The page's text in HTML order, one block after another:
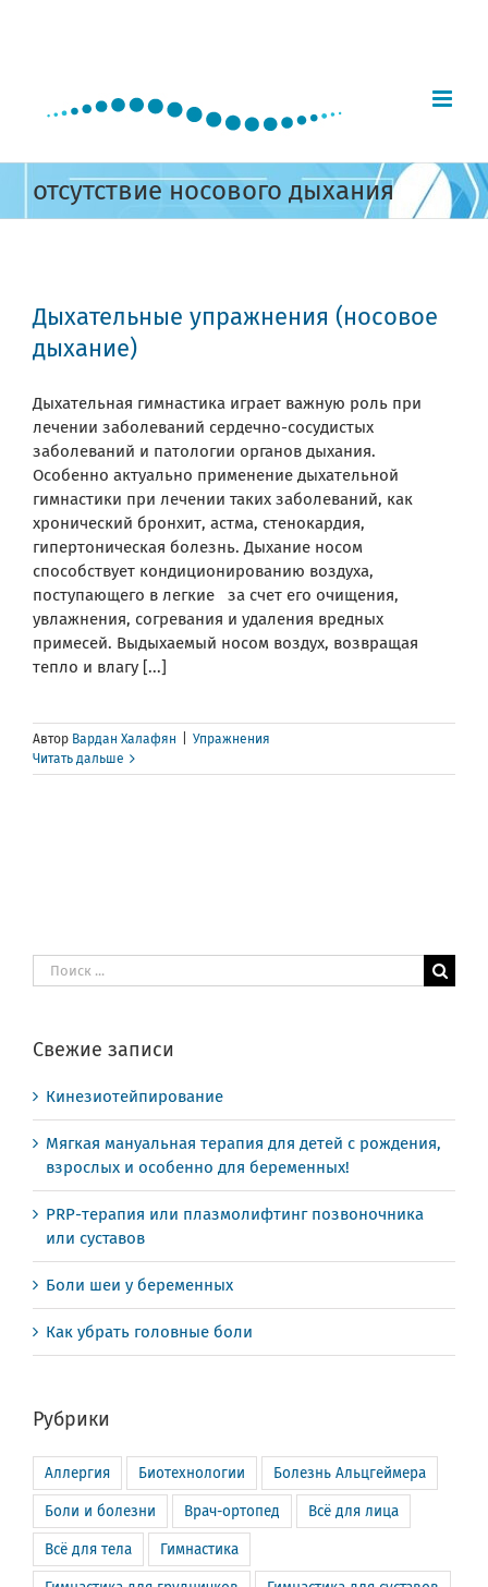
отсутствие носового дыхания
Дыхательные упражнения (носовое
дыхание)
Дыхательная гимнастика играет важную роль при
лечении заболеваний сердечно-сосудистых
заболеваний и патологии органов дыхания.
Особенно актуально применение дыхательной
гимнастики при лечении таких заболеваний, как
хронический бронхит, астма, стенокардия,
гипертоническая болезнь. Дыхание носом
способствует кондиционированию воздуха,
поступающего в легкие за счет его очищения,
увлажнения, согревания и удаления вредных
примесей. Выдыхаемый носом воздух, возвращая
тепло и влагу [...]
Автор Вардан Халафян
Упражнения
Читать дальше
Результат
поиска:
Свежие записи
Кинезиотейпирование
Мягкая мануальная терапия для детей с рождения,
взрослых и особенно для беременных!
PRP-терапия или плазмолифтинг позвоночника
или суставов
Боли шеи у беременных
Как убрать головные боли
Рубрики
Аллергия Биотехнологии Болезнь Альцгеймера
Боли и болезни Врач-ортопед Всё для лица
Всё для тела Гимнастика